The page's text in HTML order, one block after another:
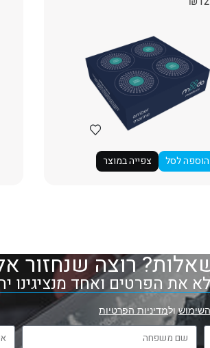
הוספה לסל צפייה במוצר
רוצה שנחזור
את הפרטים ואחד מנציגינו יחזור
ולמדיניות הפרטיות